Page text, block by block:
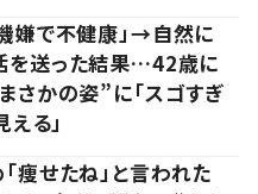
嫌で不健康」→自然に
を送った結果…42歳に
さかの姿”に「スゴすぎ
える」
痩せたね」と言われた